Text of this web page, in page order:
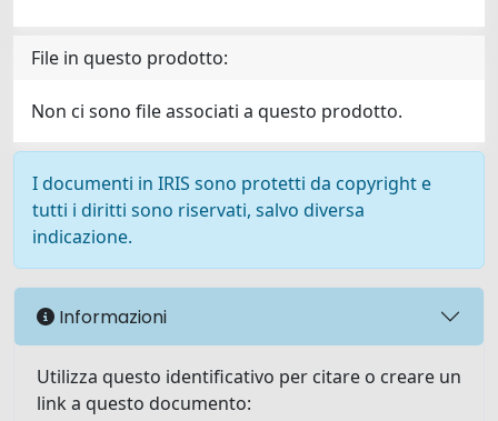
File in questo prodotto:
Non ci sono file associati a questo prodotto.
I documenti in IRIS sono protetti da copyright e
tutti i diritti sono riservati, salvo diversa
indicazione.
Informazioni
Utilizza questo identificativo per citare o creare un
link a questo documento: